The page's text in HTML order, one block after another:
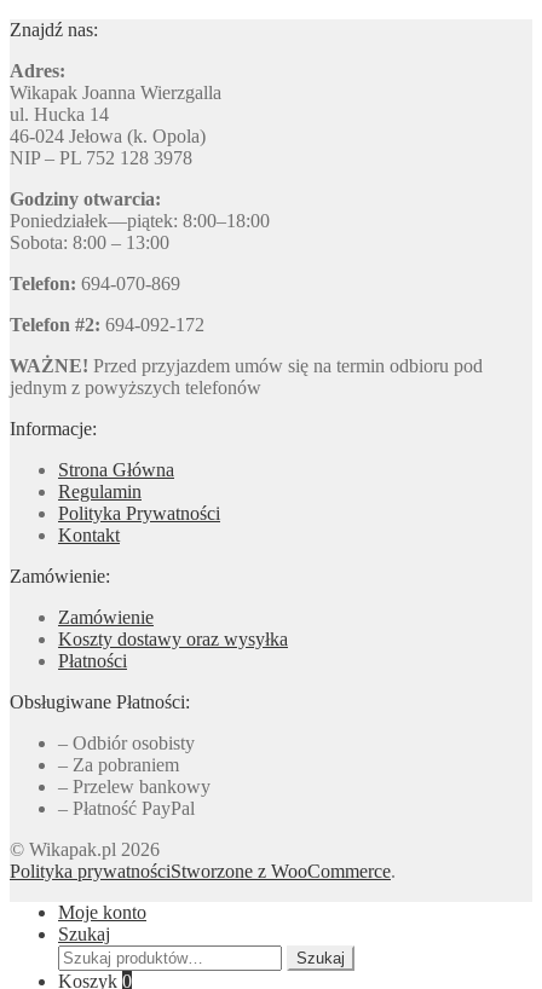
Znajdź nas:
Adres:
Wikapak Joanna Wierzgalla
ul. Hucka 14
46-024 Jełowa (k. Opola)
NIP – PL 752 128 3978
Godziny otwarcia:
Poniedziałek—piątek: 8:00–18:00
Sobota: 8:00 – 13:00
Telefon: 694-070-869
Telefon #2: 694-092-172
WAŻNE! Przed przyjazdem umów się na termin odbioru pod
jednym z powyższych telefonów
Informacje:
Strona Główna
Regulamin
Polityka Prywatności
Kontakt
Zamówienie:
Zamówienie
Koszty dostawy oraz wysyłka
Płatności
Obsługiwane Płatności:
– Odbiór osobisty
– Za pobraniem
– Przelew bankowy
– Płatność PayPal
© Wikapak.pl 2026
Polityka prywatnościStworzone z WooCommerce.
Moje konto
Szukaj
Szukaj:
Szukaj
Koszyk 0